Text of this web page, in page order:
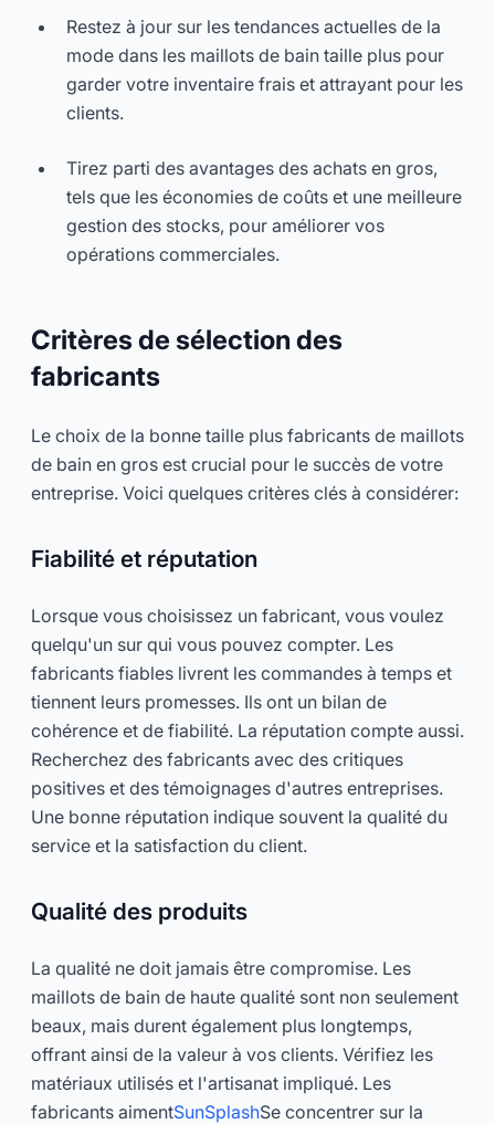
Restez à jour sur les tendances actuelles de la
mode dans les maillots de bain taille plus pour
garder votre inventaire frais et attrayant pour les
clients.
Tirez parti des avantages des achats en gros,
tels que les économies de coûts et une meilleure
gestion des stocks, pour améliorer vos
opérations commerciales.
Critères de sélection des
fabricants
Le choix de la bonne taille plus fabricants de maillots
de bain en gros est crucial pour le succès de votre
entreprise. Voici quelques critères clés à considérer:
Fiabilité et réputation
Lorsque vous choisissez un fabricant, vous voulez
quelqu'un sur qui vous pouvez compter. Les
fabricants fiables livrent les commandes à temps et
tiennent leurs promesses. Ils ont un bilan de
cohérence et de fiabilité. La réputation compte aussi.
Recherchez des fabricants avec des critiques
positives et des témoignages d'autres entreprises.
Une bonne réputation indique souvent la qualité du
service et la satisfaction du client.
Qualité des produits
La qualité ne doit jamais être compromise. Les
maillots de bain de haute qualité sont non seulement
beaux, mais durent également plus longtemps,
offrant ainsi de la valeur à vos clients. Vérifiez les
matériaux utilisés et l'artisanat impliqué. Les
fabricants aimentSunSplashSe concentrer sur la